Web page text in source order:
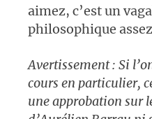
aimez, c’est un
philosophique
Avertissement : Si
cours en particulier,
une approbation sur